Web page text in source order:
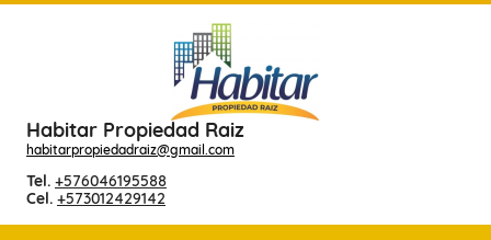
Habitar Propiedad Raiz
habitarpropiedadraiz@gmail.com
Tel. +576046195588
Cel. +573012429142